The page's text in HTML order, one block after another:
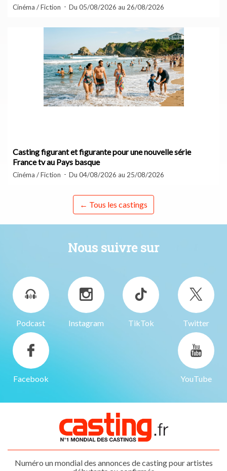
Cinéma / Fiction Du 05/08/2026 au 26/08/2026
Casting figurant et figurante pour une nouvelle série
France tv au Pays basque
Cinéma / Fiction Du 04/08/2026 au 25/08/2026
← Tous les castings
Nous suivre sur
Podcast Instagram TikTok Twitter
Facebook YouTube
Numéro un mondial des annonces de casting pour artistes